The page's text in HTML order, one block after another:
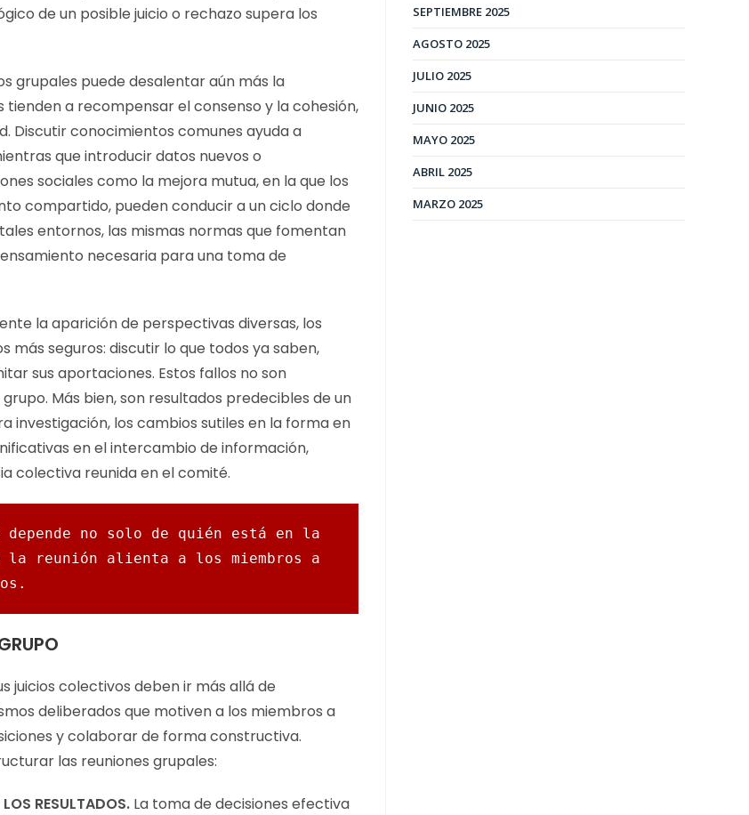
de un posible juicio o rechazo supera los
grupales puede desalentar aún más la
a recompensar el consenso y la cohesión,
Discutir conocimientos comunes ayuda a
que introducir datos nuevos o
sociales como la mejora mutua, en la que los
compartido, pueden conducir a un ciclo donde
entornos, las mismas normas que fomentan
necesaria para una toma de
la aparición de perspectivas diversas, los
seguros: discutir lo que todos ya saben,
sus aportaciones. Estos fallos no son
Más bien, son resultados predecibles de un
investigación, los cambios sutiles en la forma en
en el intercambio de información,
colectiva reunida en el comité.
no solo de quién está en la
reunión alienta a los miembros a
juicios colectivos deben ir más allá de
deliberados que motiven a los miembros a
y colaborar de forma constructiva.
las reuniones grupales:
RESULTADOS. La toma de decisiones efectiva
SEPTIEMBRE 2025
AGOSTO 2025
JULIO 2025
JUNIO 2025
MAYO 2025
ABRIL 2025
MARZO 2025